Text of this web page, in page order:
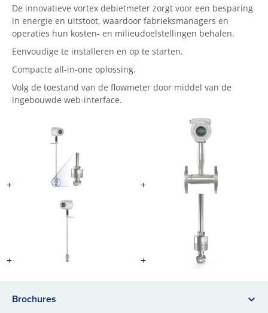
De innovatieve vortex debietmeter zorgt voor een besparing
in energie en uitstoot, waardoor fabrieksmanagers en
operaties hun kosten- en milieudoelstellingen behalen.
Eenvoudige te installeren en op te starten.
Compacte all-in-one oplossing.
Volg de toestand van de flowmeter door middel van de
ingebouwde web-interface.
Brochures